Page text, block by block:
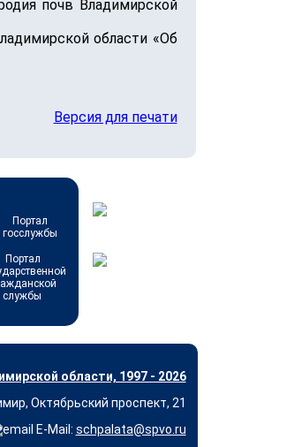
почв Владимирской
области «Об
Версия для печати
Портал
службы
области, 1997 - 2026
Октябрьский проспект, 21
E-Mail: schpalata@spvo.ru